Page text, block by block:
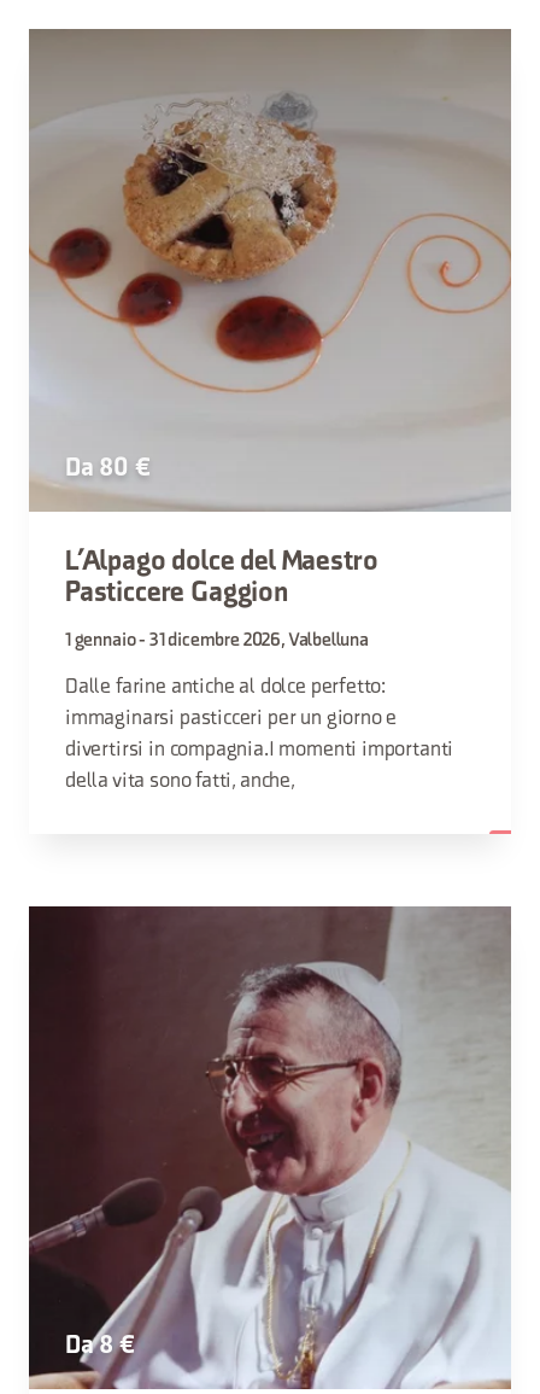
Da 80 €
L’Alpago dolce del Maestro
Pasticcere Gaggion
1 gennaio - 31 dicembre 2026, Valbelluna
Dalle farine antiche al dolce perfetto:
immaginarsi pasticceri per un giorno e
divertirsi in compagnia.I momenti importanti
della vita sono fatti, anche,
Da 8 €